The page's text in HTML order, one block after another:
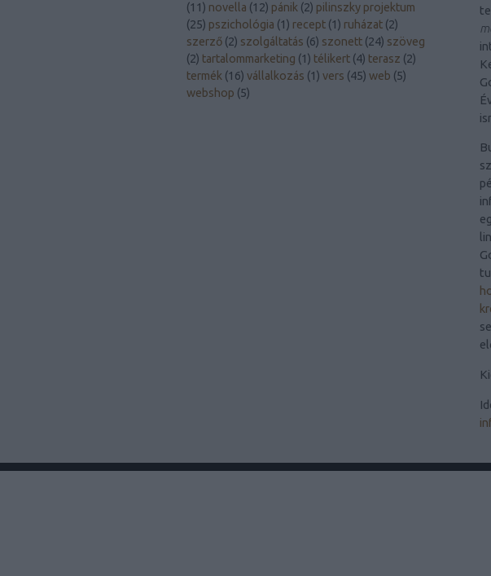
(11) novella (12) pánik (2) pilinszky projektum
(25) pszichológia (1) recept (1) ruházat (2)
szerző (2) szolgáltatás (6) szonett (24) szöveg
(2) tartalommarketing (1) télikert (4) terasz (2)
termék (16) vállalkozás (1) vers (45) web (5)
webshop (5)